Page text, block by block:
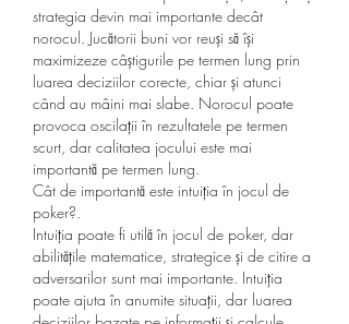
strategia devin mai importante decât
norocul. Jucătorii buni vor reuși să își
maximizeze câștigurile pe termen lung prin
luarea deciziilor corecte, chiar și atunci
când au mâini mai slabe. Norocul poate
provoca oscilații în rezultatele pe termen
scurt, dar calitatea jocului este mai
importantă pe termen lung.
Cât de importantă este intuiția în jocul de
poker?.
Intuiția poate fi utilă în jocul de poker, dar
abilitățile matematice, strategice și de citire a
adversarilor sunt mai importante. Intuiția
poate ajuta în anumite situații, dar luarea